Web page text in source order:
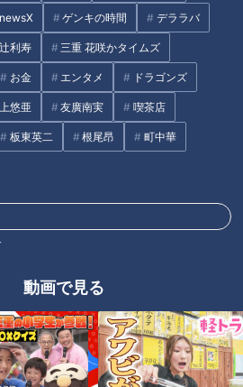
newsX ゲンキの時間 デララバ
利寿 三重 花咲かタイムズ
お金 エンタメ ドラゴンズ
悠亜 友廣南実 喫茶店
板東英二 根尾昂 町中華
動画で見る
ちデ
イ
ライダル 婚活 結婚
す
離が
「男性がリード」「派手な結婚
式」はもう昔？今の“名古屋の恋
愛・婚活事情”のリアル”